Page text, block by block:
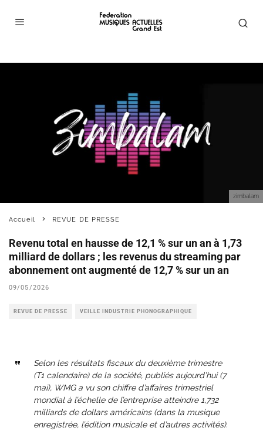
zimbalam
Accueil REVUE DE PRESSE
Revenu total en hausse de 12,1 % sur un an à 1,73
milliard de dollars ; les revenus du streaming par
abonnement ont augmenté de 12,7 % sur un an
09/05/2026
REVUE DE PRESSE VEILLE INDUSTRIE PHONOGRAPHIQUE
Selon les résultats fiscaux du deuxième trimestre
(T1 calendaire) de la société, publiés aujourd’hui (7
mai), WMG a vu son chiffre d’affaires trimestriel
mondial à l’échelle de l’entreprise atteindre 1,732
milliards de dollars américains (dans la musique
enregistrée, l’édition musicale et d’autres activités).